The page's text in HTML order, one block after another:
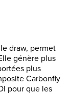
draw, permet
génère plus
plus
Carbonfly
pour que les